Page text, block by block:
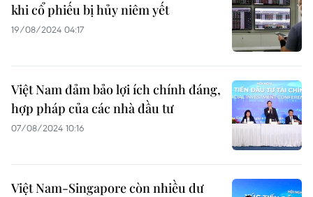
khi cổ phiếu bị hủy niêm yết
19/08/2024 04:17
Việt Nam đảm bảo lợi ích chính đáng,
hợp pháp của các nhà đầu tư
07/08/2024 10:16
Việt Nam-Singapore còn nhiều dư